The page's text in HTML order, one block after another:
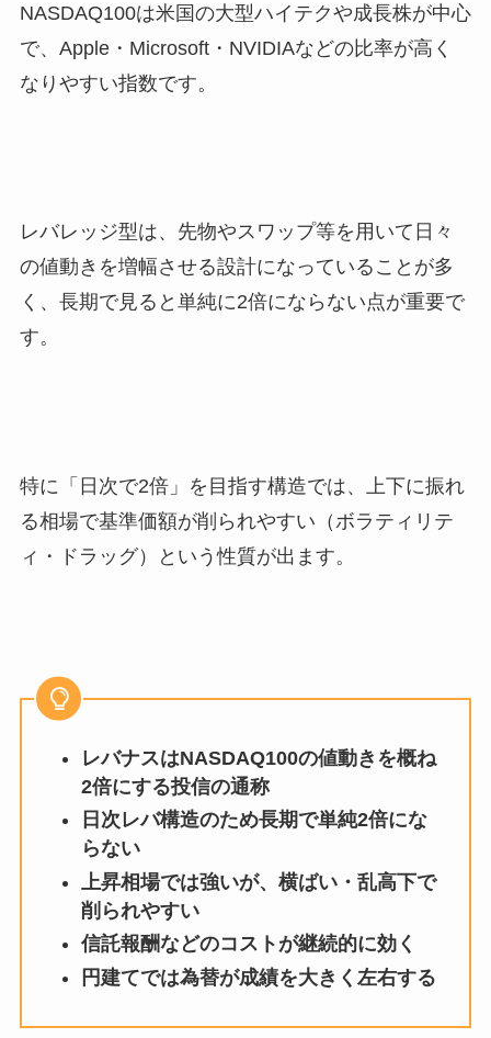
NASDAQ100は米国の大型ハイテクや成長株が中心
で、Apple・Microsoft・NVIDIAなどの比率が高く
なりやすい指数です。
レバレッジ型は、先物やスワップ等を用いて日々
の値動きを増幅させる設計になっていることが多
く、長期で見ると単純に2倍にならない点が重要で
す。
特に「日次で2倍」を目指す構造では、上下に振れ
る相場で基準価額が削られやすい（ボラティリテ
ィ・ドラッグ）という性質が出ます。
レバナスはNASDAQ100の値動きを概ね
2倍にする投信の通称
日次レバ構造のため長期で単純2倍にな
らない
上昇相場では強いが、横ばい・乱高下で
削られやすい
信託報酬などのコストが継続的に効く
円建てでは為替が成績を大きく左右する